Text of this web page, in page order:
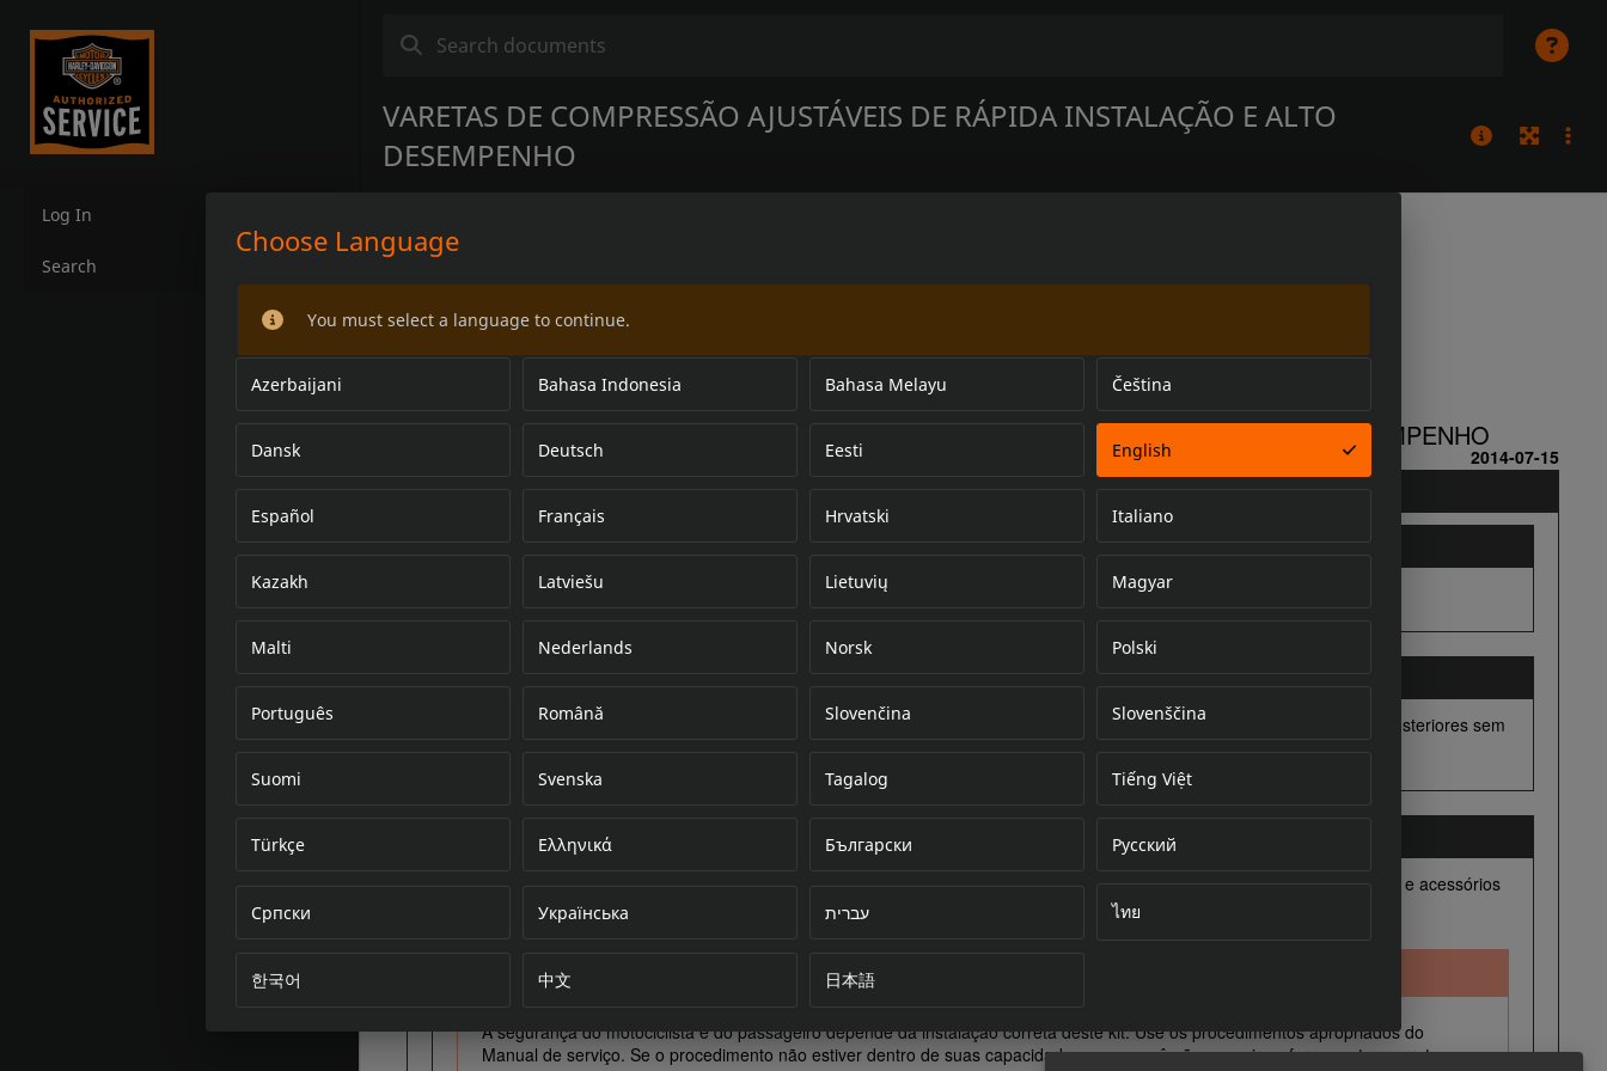
Log In
Search
VARETAS DE COMPRESSÃO AJUSTÁVEIS DE RÁPIDA INSTALAÇÃO E ALTO
DESEMPENHO
Error loading document
Choose Language
You must select a language to continue.
Azerbaijani Bahasa Indonesia Bahasa Melayu Čeština
Dansk Deutsch Eesti English
Español Français Hrvatski Italiano
Kazakh Latviešu Lietuvių Magyar
Malti Nederlands Norsk Polski
Português Română Slovenčina Slovenščina
Suomi Svenska Tagalog Tiếng Việt
Türkçe Ελληνικά Български Русский
Српски Українська עברית ไทย
한국어 中文 日本語